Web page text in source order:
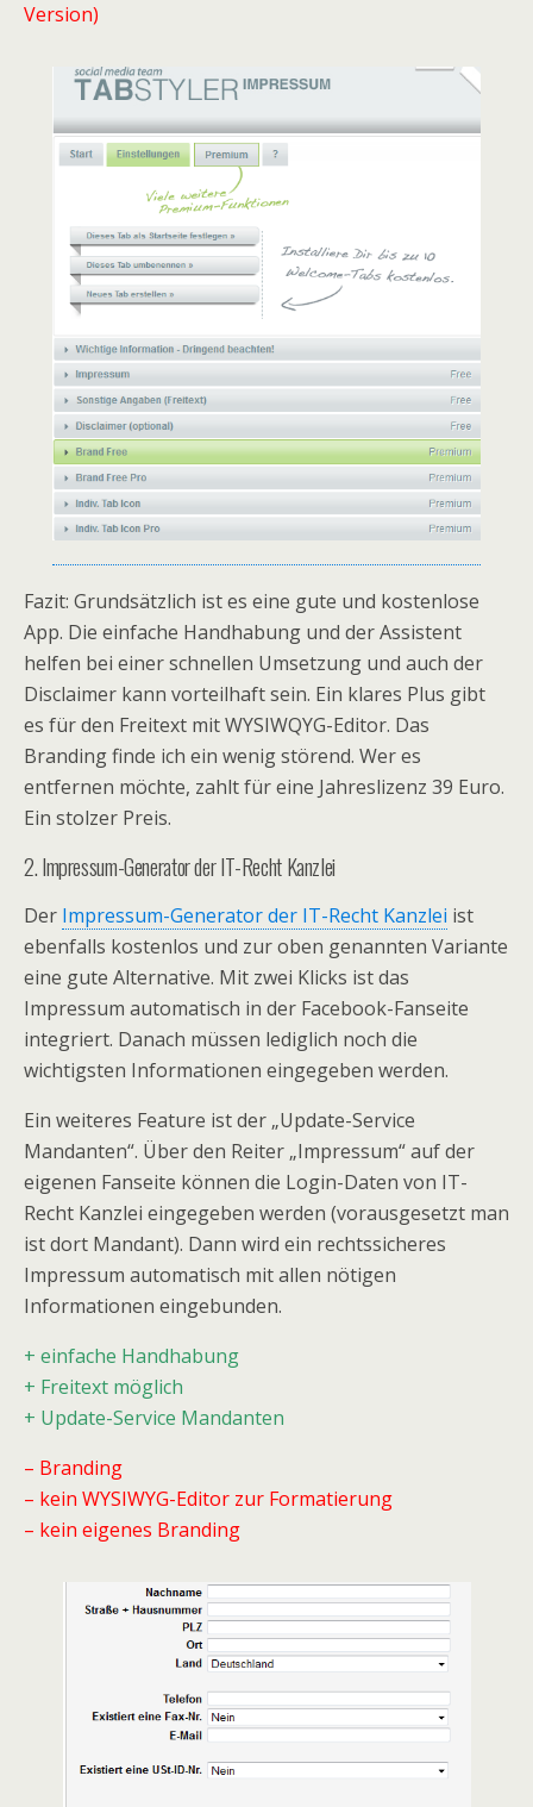
Version)
Fazit: Grundsätzlich ist es eine gute und kostenlose
App. Die einfache Handhabung und der Assistent
helfen bei einer schnellen Umsetzung und auch der
Disclaimer kann vorteilhaft sein. Ein klares Plus gibt
es für den Freitext mit WYSIWQYG-Editor. Das
Branding finde ich ein wenig störend. Wer es
entfernen möchte, zahlt für eine Jahreslizenz 39 Euro.
Ein stolzer Preis.
2. Impressum-Generator der IT-Recht Kanzlei
Der Impressum-Generator der IT-Recht Kanzlei ist
ebenfalls kostenlos und zur oben genannten Variante
eine gute Alternative. Mit zwei Klicks ist das
Impressum automatisch in der Facebook-Fanseite
integriert. Danach müssen lediglich noch die
wichtigsten Informationen eingegeben werden.
Ein weiteres Feature ist der „Update-Service
Mandanten“. Über den Reiter „Impressum“ auf der
eigenen Fanseite können die Login-Daten von IT-
Recht Kanzlei eingegeben werden (vorausgesetzt man
ist dort Mandant). Dann wird ein rechtssicheres
Impressum automatisch mit allen nötigen
Informationen eingebunden.
+ einfache Handhabung
+ Freitext möglich
+ Update-Service Mandanten
– Branding
– kein WYSIWYG-Editor zur Formatierung
– kein eigenes Branding